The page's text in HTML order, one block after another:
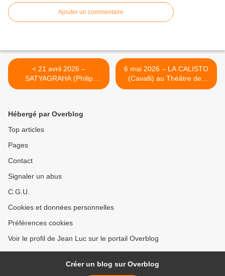
Ajouter un commentaire
< 21 avril 2026 –
SATYAGRAHA (Philip
Glass) à l’Opéra national de
6 mai 2026 – LA CALISTO
(Cavalli) au Théâtre des
Champs Elysées. >
Hébergé par Overblog
Top articles
Pages
Contact
Signaler un abus
C.G.U.
Cookies et données personnelles
Préférences cookies
Voir le profil de Jean Luc sur le portail Overblog
Créer un blog sur Overblog